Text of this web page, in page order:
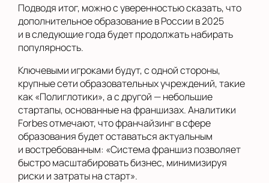
Подводя итог, можно с уверенностью сказать, что
дополнительное образование в России в 2025
и в следующие года будет продолжать набирать
популярность.
Ключевыми игроками будут, с одной стороны,
крупные сети образовательных учреждений, такие
как «Полиглотики», а с другой — небольшие
стартапы, основанные на франшизах. Аналитики
Forbes отмечают, что франчайзинг в сфере
образования будет оставаться актуальным
и востребованным: «Система франшиз позволяет
быстро масштабировать бизнес, минимизируя
риски и затраты на старт».